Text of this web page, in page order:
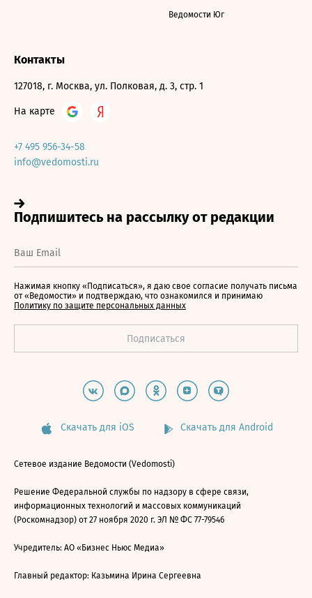
Ведомости Юг
Контакты
127018, г. Москва, ул. Полковая, д. 3, стр. 1
На карте
+7 495 956-34-58
info@vedomosti.ru
Нажимая кнопку «Подписаться», я даю свое согласие получать письма
от «Ведомости» и подтверждаю, что ознакомился и принимаю
Политику по защите персональных данных
Скачать для iOS Скачать для Android
Сетевое издание Ведомости (Vedomosti)
Решение Федеральной службы по надзору в сфере связи,
информационных технологий и массовых коммуникаций
(Роскомнадзор) от 27 ноября 2020 г. ЭЛ № ФС 77-79546
Учредитель: АО «Бизнес Ньюс Медиа»
Главный редактор: Казьмина Ирина Сергеевна